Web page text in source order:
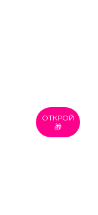
ОТКРОЙ
🎁